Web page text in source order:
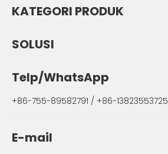
KATEGORI PRODUK
SOLUSI
Telp/WhatsApp
+86-755-89582791 / +86-13823553725
E-mail